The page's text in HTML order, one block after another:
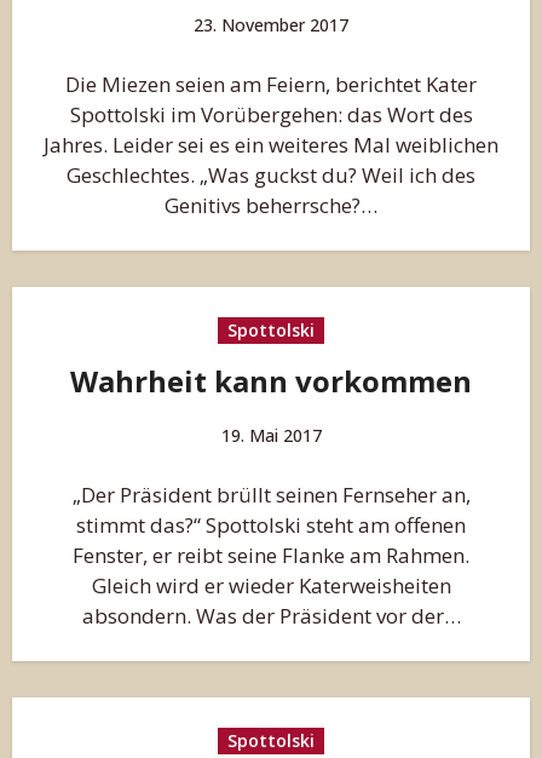
23. November 2017
Die Miezen seien am Feiern, berichtet Kater
Spottolski im Vorübergehen: das Wort des
Jahres. Leider sei es ein weiteres Mal weiblichen
Geschlechtes. „Was guckst du? Weil ich des
Genitivs beherrsche?…
Spottolski
Wahrheit kann vorkommen
19. Mai 2017
„Der Präsident brüllt seinen Fernseher an,
stimmt das?“ Spottolski steht am offenen
Fenster, er reibt seine Flanke am Rahmen.
Gleich wird er wieder Katerweisheiten
absondern. Was der Präsident vor der…
Spottolski